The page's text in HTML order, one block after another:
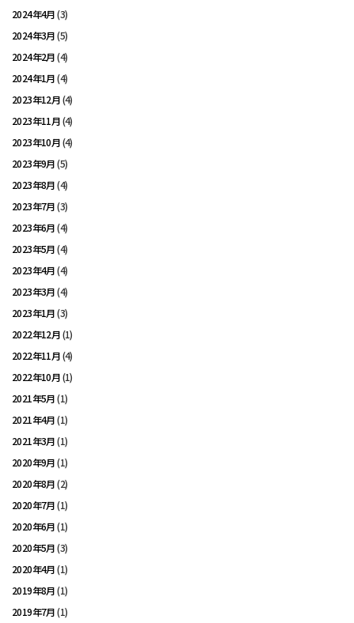
2024年4月(3)
2024年3月(5)
2024年2月(4)
2024年1月(4)
2023年12月(4)
2023年11月(4)
2023年10月(4)
2023年9月(5)
2023年8月(4)
2023年7月(3)
2023年6月(4)
2023年5月(4)
2023年4月(4)
2023年3月(4)
2023年1月(3)
2022年12月(1)
2022年11月(4)
2022年10月(1)
2021年5月(1)
2021年4月(1)
2021年3月(1)
2020年9月(1)
2020年8月(2)
2020年7月(1)
2020年6月(1)
2020年5月(3)
2020年4月(1)
2019年8月(1)
2019年7月(1)